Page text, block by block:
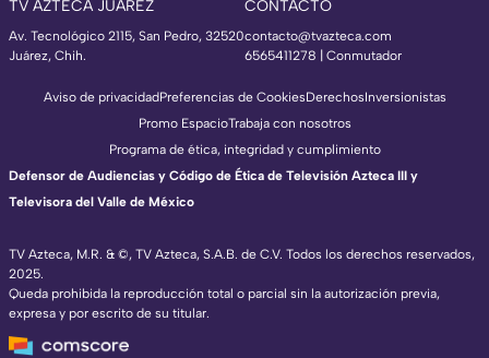
TV AZTECA JUAREZ
Av. Tecnológico 2115, San Pedro, 32520
Juárez, Chih.
CONTACTO
contacto@tvazteca.com
6565411278 | Conmutador
TV Azteca, M.R. & ©, TV Azteca, S.A.B. de C.V. Todos los derechos reservados,
2025.
Queda prohibida la reproducción total o parcial sin la autorización previa,
expresa y por escrito de su titular.
Aviso de privacidadPreferencias de CookiesDerechosInversionistas
Promo EspacioTrabaja con nosotros
Programa de ética, integridad y cumplimiento
Defensor de Audiencias y Código de Ética de Televisión Azteca III y
Televisora del Valle de México